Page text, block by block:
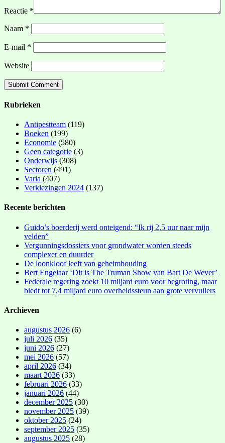
Reactie *
Naam *
E-mail *
Website
Rubrieken
Antipestteam (119)
Boeken (199)
Economie (580)
Geen categorie (3)
Onderwijs (308)
Sectoren (491)
Varia (407)
Verkiezingen 2024 (137)
Recente berichten
Guido’s boerderij werd onteigend: “Ik rij 2,5 uur naar mijn
velden”
Vergunningsdossiers voor grondwater worden steeds
complexer en duurder
De loonkloof leeft van geheimhouding
Bert Engelaar ‘Dit is The Truman Show van Bart De Wever’
Federale regering zoekt 10 miljard euro voor begroting, maar
biedt tot 7,4 miljard euro overheidssteun aan grote vervuilers
Archieven
augustus 2026 (6)
juli 2026 (35)
juni 2026 (27)
mei 2026 (57)
april 2026 (34)
maart 2026 (33)
februari 2026 (33)
januari 2026 (44)
december 2025 (30)
november 2025 (39)
oktober 2025 (24)
september 2025 (35)
augustus 2025 (28)